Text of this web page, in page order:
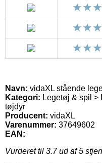
Navn: vidaXL stående
Kategori: Legetøj & spil
tøjdyr
Producent: vidaXL
Varenummer: 37649602
EAN:
Vurderet til 3.7ud af 5